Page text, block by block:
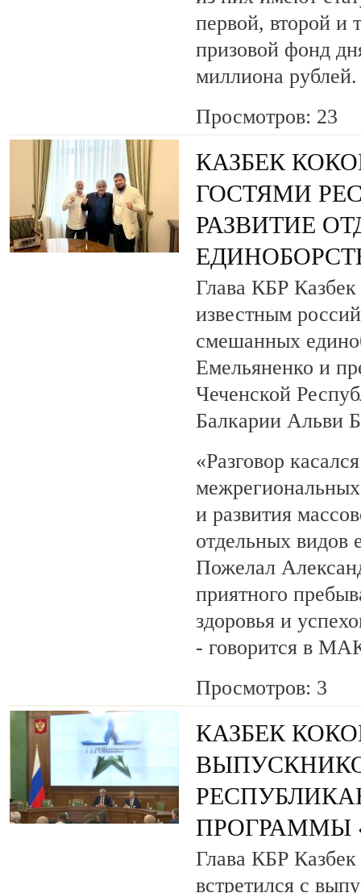
первой, второй и
призовой фонд
миллиона рублей.
Просмотров: 23
КАЗБЕК
ГОСТЯМИ
РАЗВИТИЕ
Глава КБР Казбек
известным
смешанных
Емельяненко и
Чеченской
Балкарии Альви
«Разговор
и развития
отдельных видов
Пожелал
приятного
здоровья и
- говорится в
Просмотров: 3
КАЗБЕК
ПРОГРАММЫ
Глава КБР Казбек
встретился с